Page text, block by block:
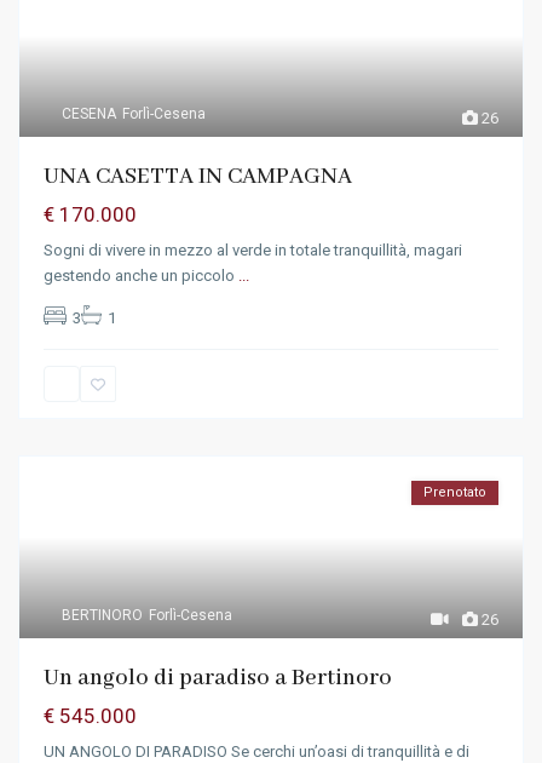
26
CESENA Forlì-Cesena
UNA CASETTA IN CAMPAGNA
€ 170.000
Sogni di vivere in mezzo al verde in totale tranquillità, magari
gestendo anche un piccolo ...
3 1
26
BERTINORO Forlì-Cesena
Prenotato
Un angolo di paradiso a Bertinoro
€ 545.000
UN ANGOLO DI PARADISO Se cerchi un’oasi di tranquillità e di